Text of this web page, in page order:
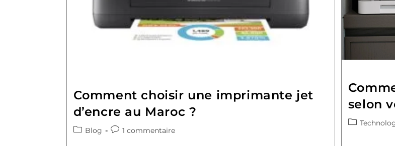
Comment choisir une imprimante jet
d’encre au Maroc ?
Blog 1 commentaire
selon